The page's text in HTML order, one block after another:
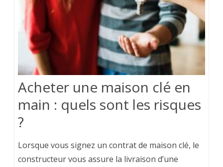
Acheter une maison clé en
main : quels sont les risques
?
Lorsque vous signez un contrat de maison clé, le
constructeur vous assure la livraison d’une